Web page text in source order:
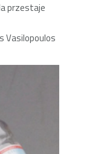
przestaje
Vasilopoulos